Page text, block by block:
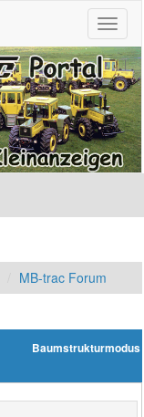
MB-trac Forum
Baumstrukturmodus